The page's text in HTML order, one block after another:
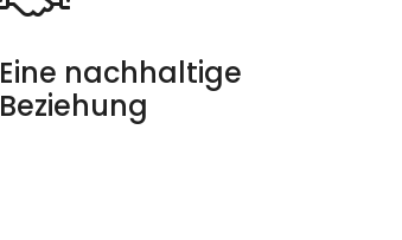
Eine nachhaltige
Beziehung